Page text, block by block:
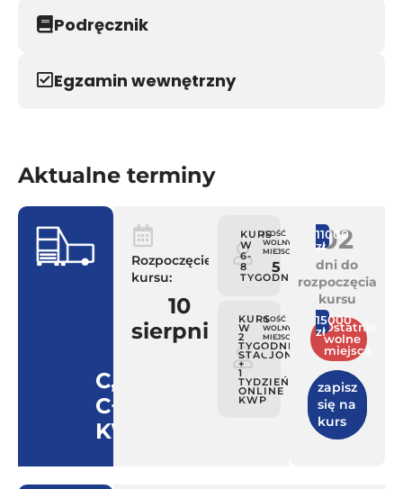
Podręcznik
Egzamin wewnętrzny
Aktualne terminy
C,
C+E,
KWP
Rozpoczęcie
kursu:
10
sierpnia
KURS
W
6-
8
TYGODNI
ILOŚĆ
WOLNYCH
MIEJSC:
5
PAKIET
Comfort
11000
zł
KURS
W
2
TYGODNIE
STACJONARNIE
+
1
TYDZIEŃ
ONLINE
KWP
ILOŚĆ
WOLNYCH
MIEJSC:
PAKIET
Speed
15000
zł
02
dni do
rozpoczęcia
kursu
Ostatnie
wolne
miejsca
zapisz
się na
kurs